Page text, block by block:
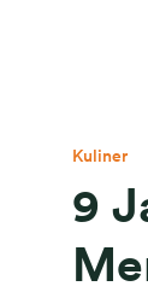
Kuliner
9